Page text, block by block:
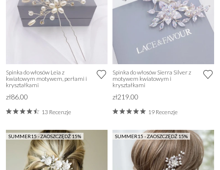
Spinka do włosów Leia z
kwiatowym motywem, perłami i
kryształkami
zł86.00
13 Recenzje
Spinka do włosów Sierra Silver z
motywem kwiatowym i
kryształkami
zł219.00
19 Recenzje
SUMMER15 - ZAOSZCZĘDŹ 15% SUMMER15 - ZAOSZCZĘDŹ 15%